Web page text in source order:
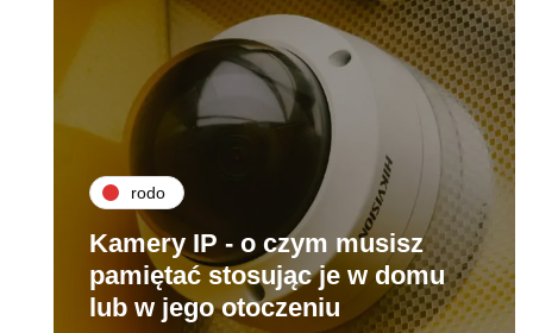
rodo
Kamery IP - o czym musisz
pamiętać stosując je w domu
lub w jego otoczeniu